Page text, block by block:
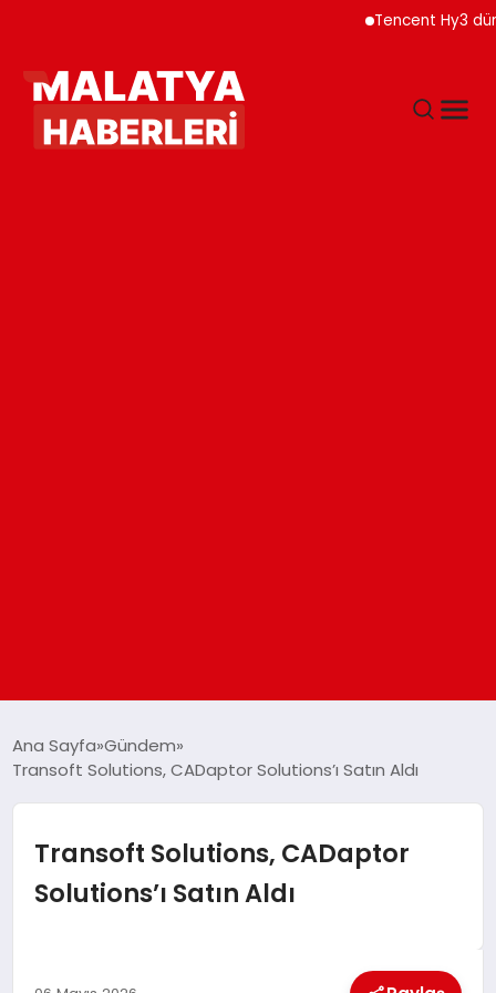
Tencent Hy3 dünya
DÜNYA
Ana Sayfa Gündem
Transoft Solutions, CADaptor Solutions’ı Satın Aldı
Transoft Solutions, CADaptor
Solutions’ı Satın Aldı